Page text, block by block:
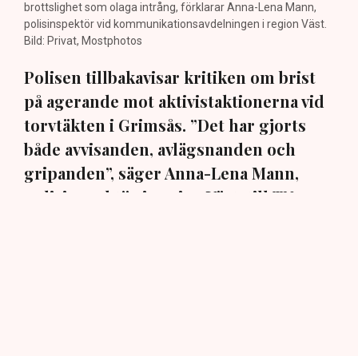
brottslighet som olaga intrång, förklarar Anna-Lena Mann,
polisinspektör vid kommunikationsavdelningen i region Väst.
Bild: Privat, Mostphotos
Polisen tillbakavisar kritiken om brist
på agerande mot aktivistaktionerna vid
torvtäkten i Grimsås. ”Det har gjorts
både avvisanden, avlägsnanden och
gripanden”, säger Anna-Lena Mann,
polisinspektör i region Väst, till TN.